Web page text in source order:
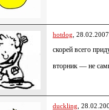
hotdog ,
скорей всего
вторник — не
duckling ,